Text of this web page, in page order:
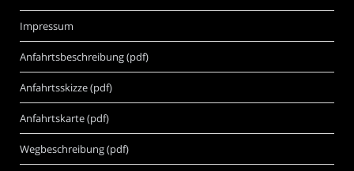
Impressum
Anfahrtsbeschreibung (pdf)
Anfahrtsskizze (pdf)
Anfahrtskarte (pdf)
Wegbeschreibung (pdf)